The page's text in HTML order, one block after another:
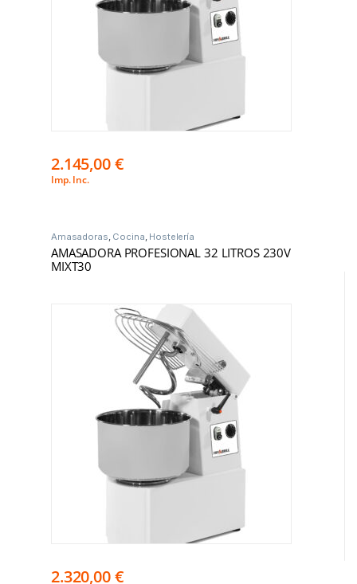
2.145,00€
Imp. Inc.
Amasadoras, Cocina, Hostelería
AMASADORA PROFESIONAL 32 LITROS 230V
MIXT30
2.320,00€